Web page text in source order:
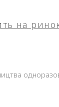
на